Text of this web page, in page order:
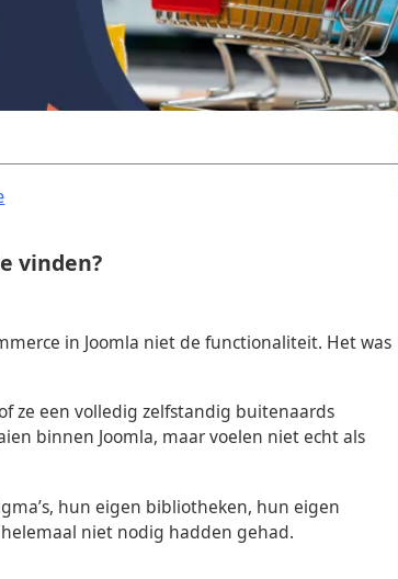
.
vinden?
in Joomla niet de functionaliteit. Het was
ze een volledig zelfstandig buitenaards
binnen Joomla, maar voelen niet echt als
hun eigen bibliotheken, hun eigen
niet nodig hadden gehad.